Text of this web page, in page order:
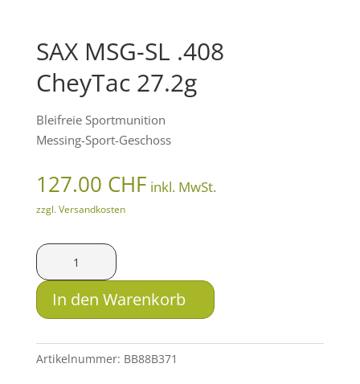
SAX MSG-SL .408
CheyTac 27.2g
Bleifreie Sportmunition
Messing-Sport-Geschoss
127.00 CHF inkl. MwSt.
zzgl. Versandkosten
SAX
MSG-
SL
.408
27.2g
In den Warenkorb
Artikelnummer: BB88B371